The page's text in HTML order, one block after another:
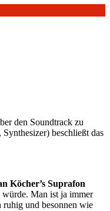
den Soundtrack zu
Synthesizer) beschließt das
Köcher’s Suprafon
Man ist ja immer
ruhig und besonnen wie